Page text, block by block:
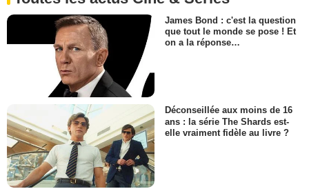
James Bond : c'est la question
que tout le monde se pose ! Et
on a la réponse…
Déconseillée aux moins de 16
ans : la série The Shards est-
elle vraiment fidèle au livre ?